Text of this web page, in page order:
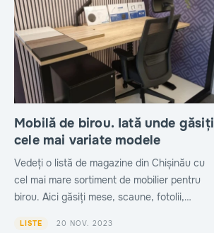
Mobilă de birou. Iată unde găsiți
cele mai variate modele
Vedeți o listă de magazine din Chișinău cu
cel mai mare sortiment de mobilier pentru
birou. Aici găsiți mese, scaune, fotolii,
LISTE 20 NOV. 2023